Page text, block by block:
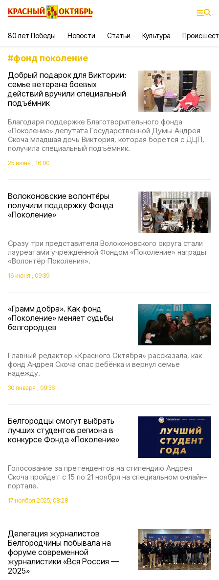
80 лет Победы Новости Статьи Культура
#фонд поколение
Добрый подарок для Виктории:
семье ветерана боевых
действий вручили специальный
подъёмник
Благодаря поддержке Благотворительного фонда
«Поколение» депутата Государственной Думы Андрея
Скоча младшая дочь Виктория, которая борется с ДЦП,
получила специальный подъёмник.
25 июня , 16:00
Волоконовские волонтёры
получили поддержку Фонда
«Поколение»
Сразу три представителя Волоконовского округа стали
лауреатами учреждённой Фондом «Поколение» награды
«Волонтёр Поколения».
16 июня , 09:39
«Грамм добра». Как фонд
«Поколение» меняет судьбы
белгородцев
Главный редактор «Красного Октября» рассказала, как
фонд Андрея Скоча спас ребёнка и вернул семье
надежду.
30 января , 09:36
Белгородцы смогут выбрать
лучших студентов региона в
конкурсе Фонда «Поколение»
Голосование за претендентов на стипендию Андрея
Скоча пройдет с 15 по 21 ноября на специальном онлайн-
портале.
17 ноября 2025, 08:28
Делегация журналистов
Белгородчины побывала на
форуме современной
журналистики «Вся Россия —
2025»